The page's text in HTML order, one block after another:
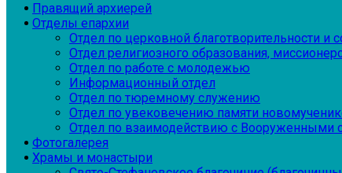
Правящий архиерей
Отделы епархии
Отдел по церковной благотворительности и
Отдел религиозного образования,
Отдел по работе с молодежью
Информационный отдел
Отдел по тюремному служению
Отдел по увековечению памяти
Отдел по взаимодействию с Вооруженными
Фотогалерея
Храмы и монастыри